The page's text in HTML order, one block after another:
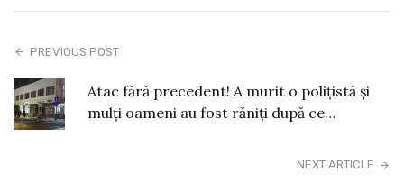
PREVIOUS POST
Atac fără precedent! A murit o polițistă și
mulți oameni au fost răniți după ce…
NEXT ARTICLE